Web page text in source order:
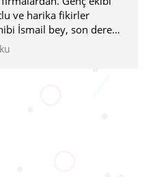
Burası işinde iyi